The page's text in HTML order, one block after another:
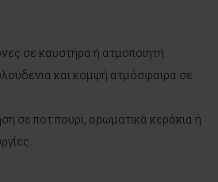
σε καυστήρα ή ατμοποιητή.
και κομψή ατμόσφαιρα σε
σε ποτ πουρί, αρωματικά κεράκια ή